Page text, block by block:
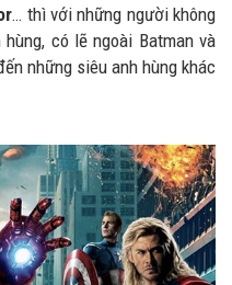
… thì với những người không
có lẽ ngoài Batman và
những siêu anh hùng khác